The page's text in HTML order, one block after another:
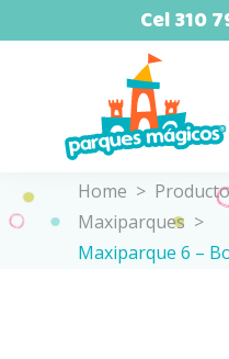
Cel310
Home >
Maxiparques >
Maxiparque 6 –